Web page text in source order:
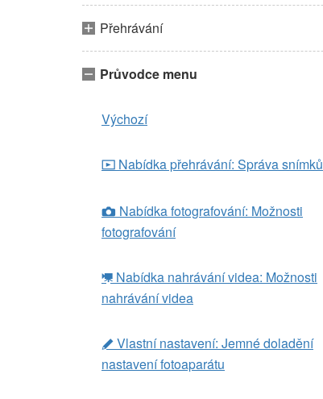
Přehrávání
Průvodce menu
Výchozí
D Nabídka přehrávání: Správa snímků
C Nabídka fotografování: Možnosti
fotografování
1 Nabídka nahrávání videa: Možnosti
nahrávání videa
A Vlastní nastavení: Jemné doladění
nastavení fotoaparátu